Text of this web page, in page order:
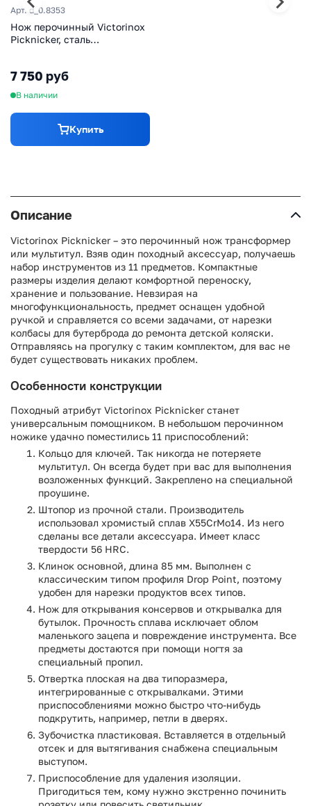
Арт. d_0.8353
Нож перочинный Victorinox
Picknicker, сталь
7 750 руб
В наличии
Купить
Описание
Victorinox Picknicker – это перочинный нож трансформер
или мультитул. Взяв один походный аксессуар, получаешь
набор инструментов из 11 предметов. Компактные
размеры изделия делают комфортной переноску,
хранение и пользование. Невзирая на
многофункциональность, предмет оснащен удобной
ручкой и справляется со всеми задачами, от нарезки
колбасы для бутерброда до ремонта детской коляски.
Отправляясь на прогулку с таким комплектом, для вас не
будет существовать никаких проблем.
Особенности конструкции
Походный атрибут Victorinox Picknicker станет
универсальным помощником. В небольшом перочинном
ножике удачно поместились 11 приспособлений:
Кольцо для ключей. Так никогда не потеряете
мультитул. Он всегда будет при вас для выполнения
возложенных функций. Закреплено на специальной
проушине.
Штопор из прочной стали. Производитель
использовал хромистый сплав X55CrMo14. Из него
сделаны все детали аксессуара. Имеет класс
твердости 56 HRC.
Клинок основной, длина 85 мм. Выполнен с
классическим типом профиля Drop Point, поэтому
удобен для нарезки продуктов всех типов.
Нож для открывания консервов и открывалка для
бутылок. Прочность сплава исключает облом
маленького зацепа и повреждение инструмента. Все
предметы достаются при помощи ногтя за
специальный пропил.
Отвертка плоская на два типоразмера,
интегрированные с открывалками. Этими
приспособлениями можно быстро что-нибудь
подкрутить, например, петли в дверях.
Зубочистка пластиковая. Вставляется в отдельный
отсек и для вытягивания снабжена специальным
выступом.
Приспособление для удаления изоляции.
Пригодиться тем, кому нужно экстренно починить